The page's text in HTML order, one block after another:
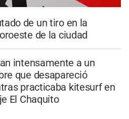
de un tiro en la
de la ciudad
intensamente a un
que desapareció
practicaba kitesurf en
El Chaquito